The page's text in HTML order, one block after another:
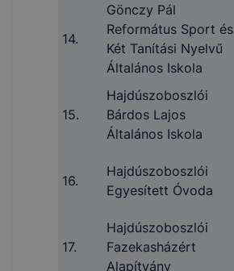
14.
Gönczy Pál
Református Sport és
Két Tanítási Nyelvű
Általános Iskola
15.
Hajdúszoboszlói
Bárdos Lajos
Általános Iskola
16.
Hajdúszoboszlói
Egyesített Óvoda
17.
Hajdúszoboszlói
Fazekasházért
Alapítvány